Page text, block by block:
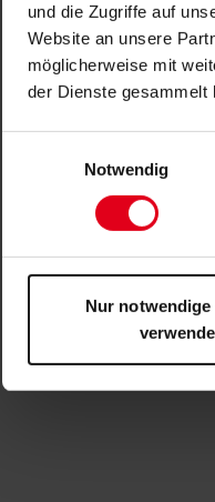
und die Zugriffe auf
Website an unsere
möglicherweise mit
der Dienste gesammelt
Notwendig
Nur notwendige